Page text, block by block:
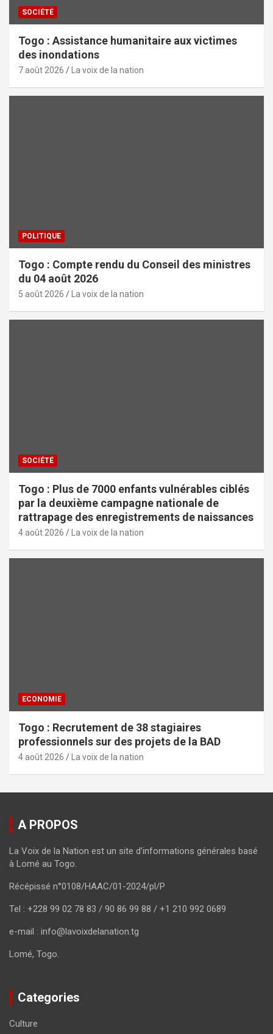
SOCIÉTÉ
Togo : Assistance humanitaire aux victimes
des inondations
7 août 2026 La voix de la nation
POLITIQUE
Togo : Compte rendu du Conseil des ministres
du 04 août 2026
5 août 2026 La voix de la nation
SOCIÉTÉ
Togo : Plus de 7000 enfants vulnérables ciblés
par la deuxième campagne nationale de
rattrapage des enregistrements de naissances
4 août 2026 La voix de la nation
ECONOMIE
Togo : Recrutement de 38 stagiaires
professionnels sur des projets de la BAD
4 août 2026 La voix de la nation
A PROPOS
La Voix de la Nation est un site d’informations générales basé
à Lomé au Togo.
Récépissé n°0108/HAAC/01-2024/pl/P
Tel : +228 99 02 78 83 / 90 86 99 88 / +1 210 992 0689
e-mail : info@lavoixdelanation.tg
Lomé, Togo.
Categories
Culture